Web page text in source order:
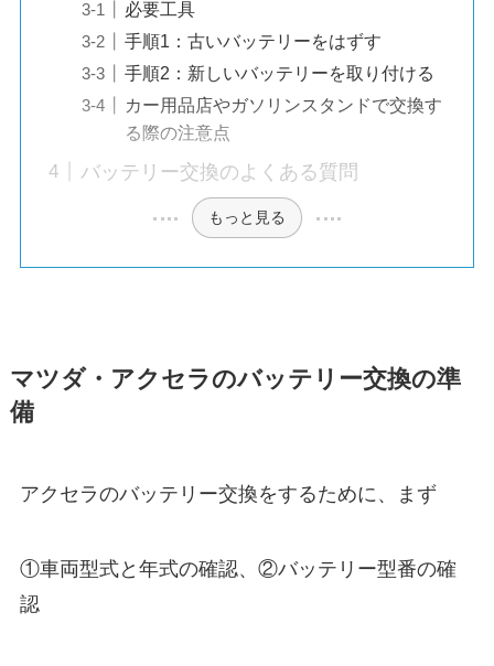
必要工具
手順1：古いバッテリーをはずす
手順2：新しいバッテリーを取り付ける
カー用品店やガソリンスタンドで交換す
る際の注意点
バッテリー交換のよくある質問
もっと見る
マツダ・アクセラのバッテリー交換の準
備
アクセラのバッテリー交換をするために、まず
①車両型式と年式の確認、②バッテリー型番の確
認